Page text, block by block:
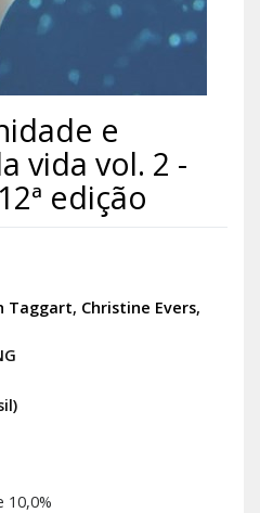
e
vida vol. 2 -
edição
Taggart, Christine Evers,